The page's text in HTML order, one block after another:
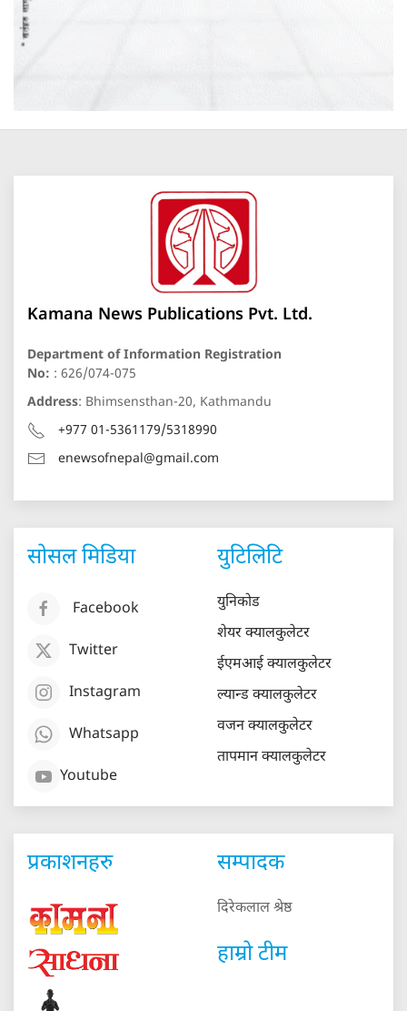
Kamana News Publications Pvt. Ltd.
Department of Information Registration
No: : 626/074-075
Address: Bhimsensthan-20, Kathmandu
+977 01-5361179/5318990
enewsofnepal@gmail.com
सोसल मिडिया
Facebook
Twitter
Instagram
Whatsapp
Youtube
युटिलिटि
युनिकोड
शेयर क्यालकुलेटर
ईएमआई क्यालकुलेटर
ल्यान्ड क्यालकुलेटर
वजन क्यालकुलेटर
तापमान क्यालकुलेटर
प्रकाशनहरु सम्पादक
दिरेकलाल श्रेष्ठ
हाम्रो टीम